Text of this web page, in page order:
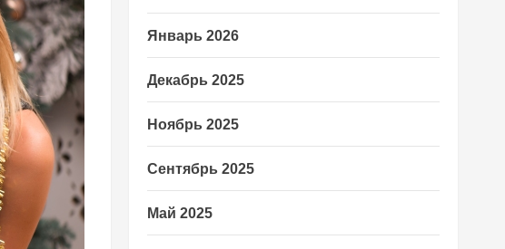
Январь 2026
Декабрь 2025
Ноябрь 2025
Сентябрь 2025
Май 2025